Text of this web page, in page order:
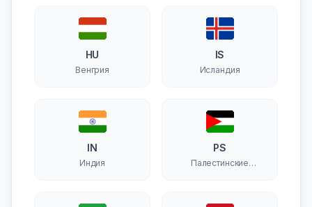
HU
Венгрия
IS
Исландия
IN
Индия
PS
Палестинские